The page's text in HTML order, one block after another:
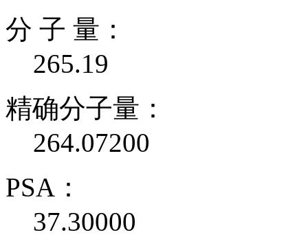
分 子 量：
265.19
精确分子量：
264.07200
PSA：
37.30000